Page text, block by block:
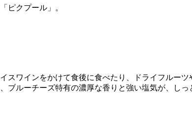
ピクプール」。
スワインをかけて食後に食べたり、ドライフルー
ブルーチーズ特有の濃厚な香りと強い塩気が、し